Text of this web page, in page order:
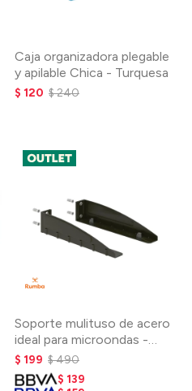
Caja organizadora plegable
y apilable Chica - Turquesa
$ 120 $240
Soporte mulituso de acero
ideal para microondas -
Negro
$ 199 $490
$ 139